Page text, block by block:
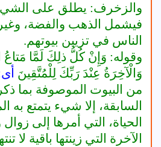
والزخرف: يطلق على الشيء
فيشمل الذهب والفضة،
الناس في تزيين بيوتهم.
وقوله: وَإِنْ كُلُّ ذلِكَ لَمَّا مَتاعُ
وَالْآخِرَةُ عِنْدَ رَبِّكَ لِلْمُتَّقِينَ
من البيوت الموصوفة بما
السابقة، إلا شيء يتمتع به
الحياة، التي أمرها إلى
الآخرة التي زينتها باقية لا